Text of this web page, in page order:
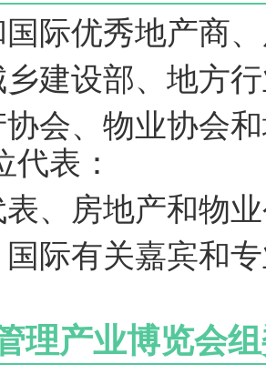
际优秀地产商
建设部、地方
会、物业协会
代表：
、房地产和物
际有关嘉宾和
理产业博览会